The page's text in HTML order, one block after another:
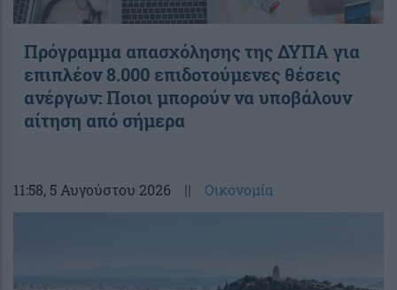
Πρόγραμμα απασχόλησης της ΔΥΠΑ για
επιπλέον 8.000 επιδοτούμενες θέσεις
ανέργων: Ποιοι μπορούν να υποβάλουν
αίτηση από σήμερα
11:58, 5 Αυγούστου 2026 || Οικονομία